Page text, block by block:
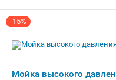
-15%
Мойка высокого